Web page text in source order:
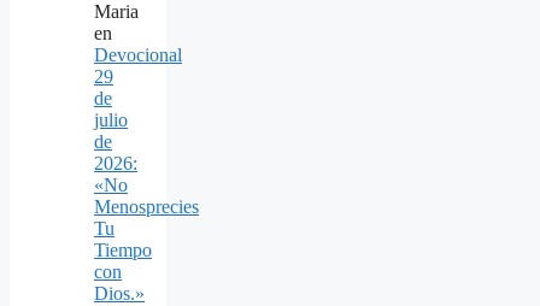
Maria
en
Devocional
29
de
julio
de
2026:
«No
Menosprecies
Tu
Tiempo
con
Dios.»